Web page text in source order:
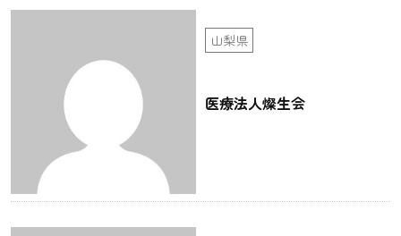
山梨県
医療法人燦生会